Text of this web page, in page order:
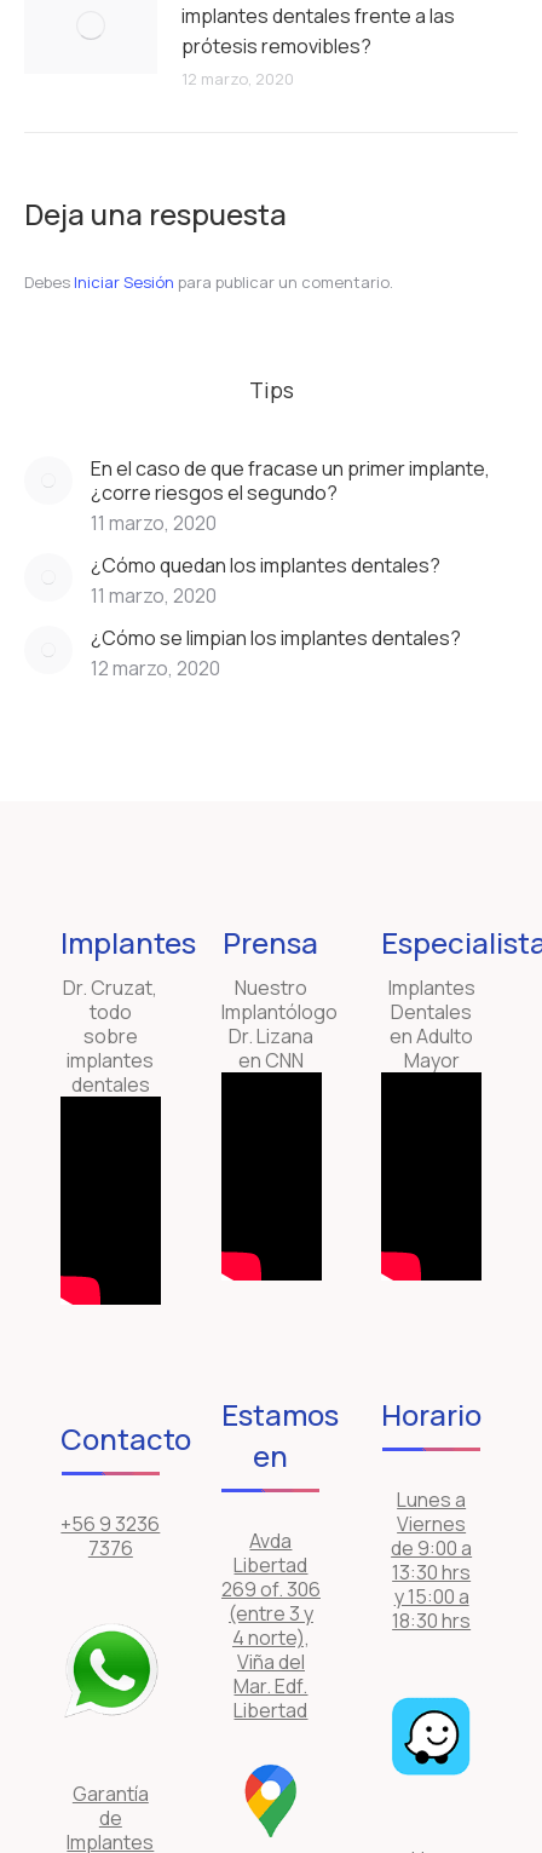
implantes dentales frente a las
prótesis removibles?
12 marzo, 2020
Deja una respuesta
Debes Iniciar Sesión para publicar un comentario.
Tips
En el caso de que fracase un primer implante,
¿corre riesgos el segundo?
11 marzo, 2020
¿Cómo quedan los implantes dentales?
11 marzo, 2020
¿Cómo se limpian los implantes dentales?
12 marzo, 2020
Implantes
Dr. Cruzat,
todo
sobre
implantes
dentales
Contacto
+56 9 3236
7376
Garantía
de
Implantes
Prensa
Nuestro
Implantólogo
Dr. Lizana
en CNN
Estamos
en
Avda
Libertad
269 of. 306
(entre 3 y
4 norte),
Viña del
Mar. Edf.
Libertad
Implantes
Dentales
en Adulto
Mayor
Horario
Lunes a
Viernes
de 9:00 a
13:30 hrs
y 15:00 a
18:30 hrs